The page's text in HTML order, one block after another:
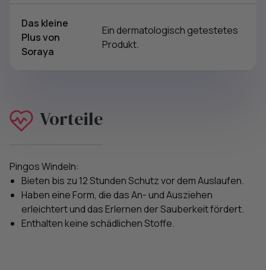
Das kleine
Plus von
Soraya
Ein dermatologisch getestetes
Produkt.
Vorteile
Pingos Windeln:
Bieten bis zu 12 Stunden Schutz vor dem Auslaufen.
Haben eine Form, die das An- und Ausziehen
erleichtert und das Erlernen der Sauberkeit fördert.
Enthalten keine schädlichen Stoffe.